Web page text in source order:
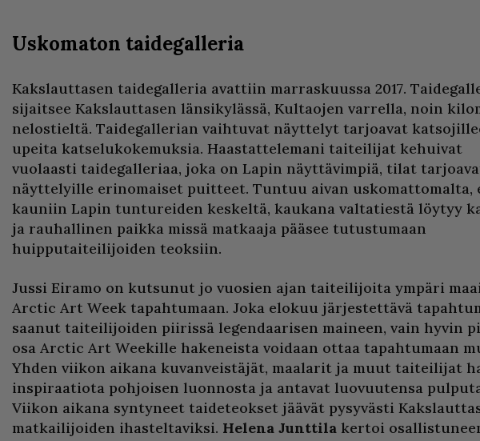
Uskomaton taidegalleria
Kakslauttasen taidegalleria avattiin marraskuussa 2017.
sijaitsee Kakslauttasen länsikylässä, Kultaojen varrella, noin
nelostieltä. Taidegallerian vaihtuvat näyttelyt tarjoavat
upeita katselukokemuksia. Haastattelemani taiteilijat kehuivat
vuolaasti taidegalleriaa, joka on Lapin näyttävimpiä, tilat
näyttelyille erinomaiset puitteet. Tuntuu aivan uskomattomalta,
kauniin Lapin tuntureiden keskeltä, kaukana valtatiestä löytyy
ja rauhallinen paikka missä matkaaja pääsee tutustumaan
huipputaiteilijoiden teoksiin.
Jussi Eiramo on kutsunut jo vuosien ajan taiteilijoita ympäri
Arctic Art Week tapahtumaan. Joka elokuu järjestettävä
saanut taiteilijoiden piirissä legendaarisen maineen, vain hyvin
osa Arctic Art Weekille hakeneista voidaan ottaa tapahtumaan
Yhden viikon aikana kuvanveistäjät, maalarit ja muut taiteilijat
inspiraatiota pohjoisen luonnosta ja antavat luovuutensa
Viikon aikana syntyneet taideteokset jäävät pysyvästi
matkailijoiden ihasteltaviksi. Helena Junttila kertoi